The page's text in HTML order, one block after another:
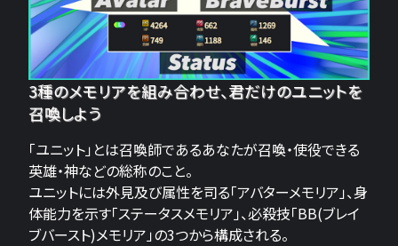
3種のメモリアを組み合わせ、君だけのユニットを
召喚しよう
「ユニット」とは召喚師であるあなたが召喚・使役できる
英雄・神などの総称のこと。
ユニットには外見及び属性を司る「アバターメモリア」、身
体能力を示す「ステータスメモリア」、必殺技「BB(ブレイ
ブバースト)メモリア」の3つから構成される。